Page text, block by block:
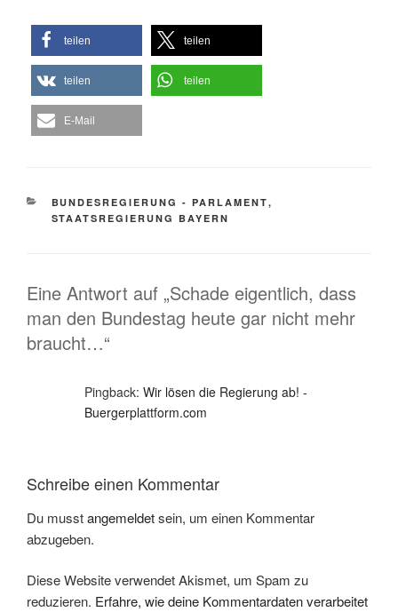
teilen teilen
teilen teilen
E-Mail
KATEGORIEN
BUNDESREGIERUNG - PARLAMENT,
STAATSREGIERUNG BAYERN
Eine Antwort auf „Schade eigentlich, dass
man den Bundestag heute gar nicht mehr
braucht…“
Pingback: Wir lösen die Regierung ab! -
Buergerplattform.com
Schreibe einen Kommentar
Du musstangemeldetsein, um einen Kommentar
abzugeben.
Diese Website verwendet Akismet, um Spam zu
reduzieren. Erfahre, wie deine Kommentardaten verarbeitet